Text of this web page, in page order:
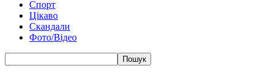
Спорт
Цікаво
Скандали
Фото/Відео